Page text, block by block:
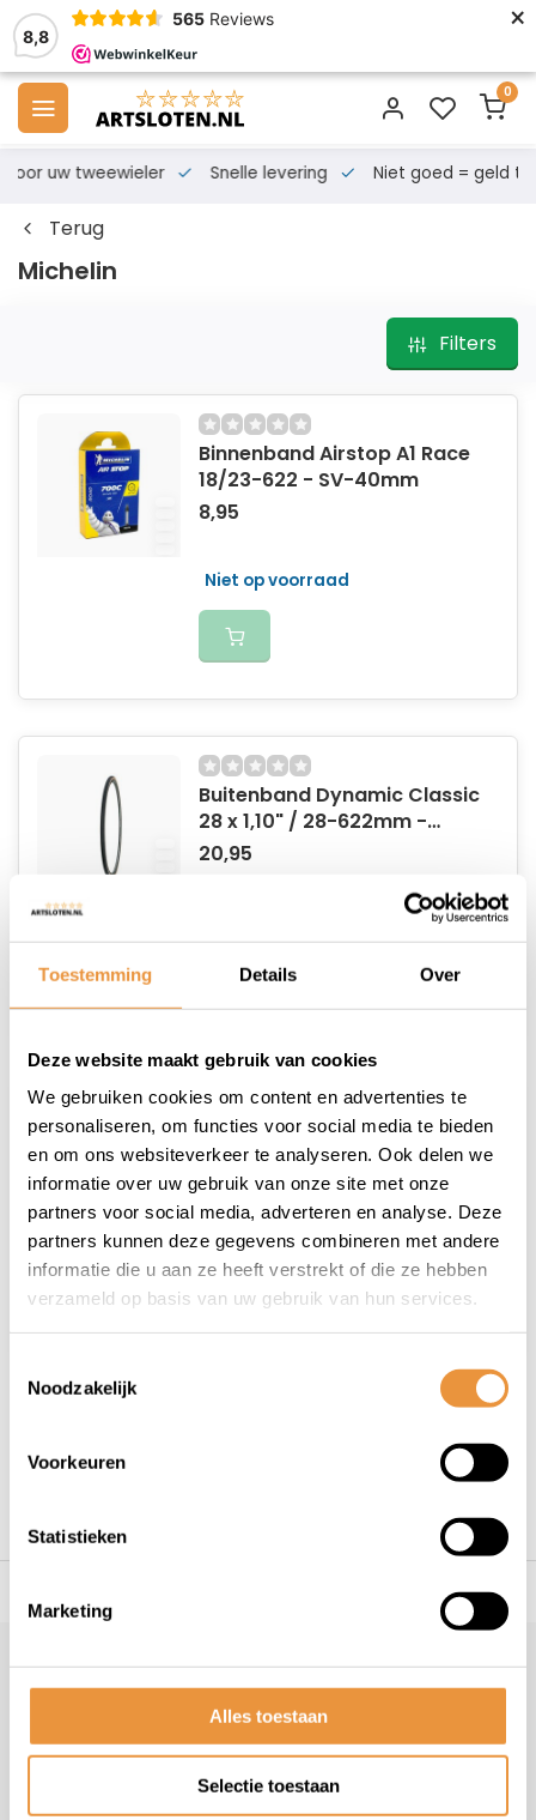
Toestemming Details Over
Deze website maakt gebruik van cookies
We gebruiken cookies om content en advertenties te
personaliseren, om functies voor social media te bieden
en om ons websiteverkeer te analyseren. Ook delen we
informatie over uw gebruik van onze site met onze
partners voor social media, adverteren en analyse. Deze
partners kunnen deze gegevens combineren met andere
informatie die u aan ze heeft verstrekt of die ze hebben
verzameld op basis van uw gebruik van hun services.
Noodzakelijk
Voorkeuren
Statistieken
Marketing
Alles toestaan
Selectie toestaan
8,8
565 Reviews ×
0
voor uw tweewieler Snelle levering Niet goed = geld
Terug
Michelin
Filters
Binnenband Airstop A1 Race
18/23-622 - SV-40mm
8,95
Niet op voorraad
Buitenband Dynamic Classic
28 x 1,10" / 28-622mm -
zwart/bruin
20,95
T-shirt XL zwart
48,95
Niet op voorraad
Niet goed = geld
Klantenservice geopend
Veelgestelde vragen
+31 78 780 2330
info@artsloten.nl